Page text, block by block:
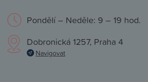
Pondělí – Neděle: 9 – 19 hod.
Dobronická 1257, Praha 4
Navigovat